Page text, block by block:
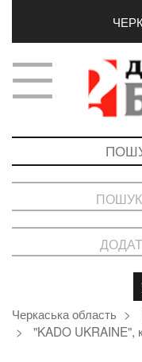
Черкаська область
"KADO UKRAINE",